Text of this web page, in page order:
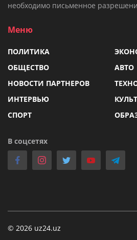
необходимо письменное
Меню
ПОЛИТИКА
ОБЩЕСТВО
АВТО
НОВОСТИ ПАРТНЕРОВ
ИНТЕРВЬЮ
СПОРТ
В соцсетях
© 2026 uz24.uz